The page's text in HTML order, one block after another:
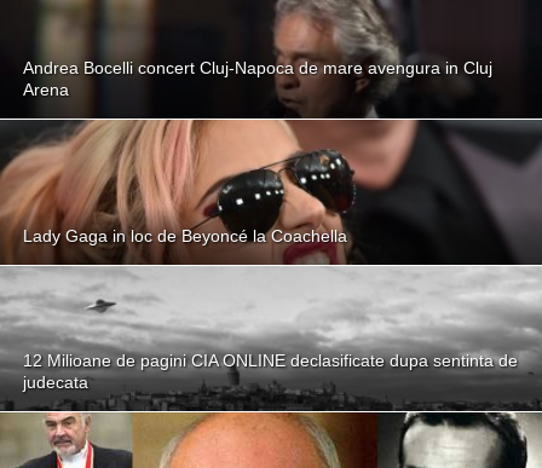
Andrea Bocelli concert Cluj-Napoca de mare avengura in Cluj
Arena
Lady Gaga in loc de Beyoncé la Coachella
12 Milioane de pagini CIA ONLINE declasificate dupa sentinta de
judecata